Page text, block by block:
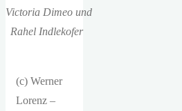
Victoria Dimeo und
Rahel Indlekofer
(c) Werner
Lorenz –